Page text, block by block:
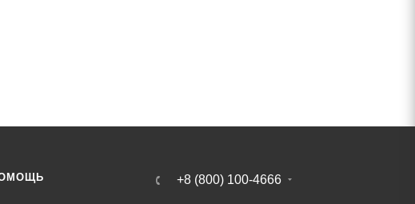
+8 (800) 100-4666